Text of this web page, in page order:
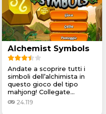
Alchemist Symbols
Andate a scoprire tutti i
simboli dell’alchimista in
questo gioco del tipo
mahjong! Collegate...
24.119